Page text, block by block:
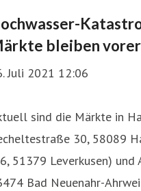
bleiben
Juli 2021 12:06
sind die Märkte in
30, 58089
51379 Leverkusen) und
Bad Neuenahr-